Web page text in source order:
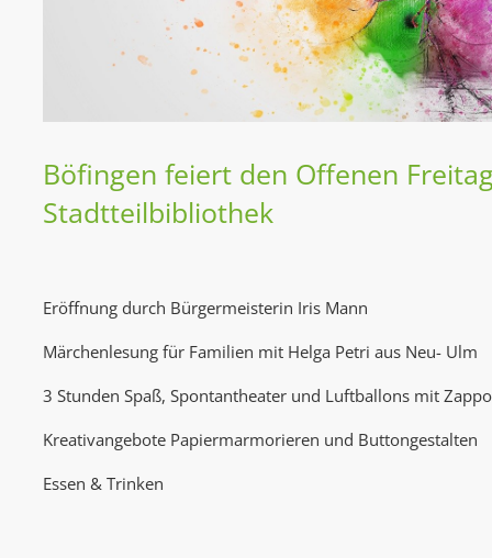
Böfingen feiert den Offenen
Stadtteilbibliothek
Eröffnung durch Bürgermeisterin Iris Mann
Märchenlesung für Familien mit Helga Petri aus Neu- Ulm
3 Stunden Spaß, Spontantheater und Luftballons mit Zappo
Kreativangebote Papiermarmorieren und Buttongestalten
Essen & Trinken